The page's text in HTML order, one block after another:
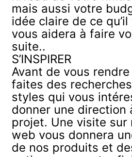
mais aussi votre
idée claire de ce
vous aidera à faire
suite..
S’INSPIRER
Avant de vous
faites des
styles qui vous
donner une direction
projet. Une visite sur
web vous donnera
de nos produits et